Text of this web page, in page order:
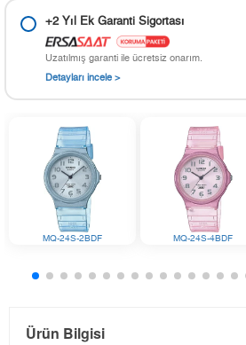
+2 Yıl Ek Garanti Sigortası
Uzatılmış garanti ile ücretsiz onarım.
Detayları incele >
MQ-24S-2BDF MQ-24S-4BDF
Ürün Bilgisi